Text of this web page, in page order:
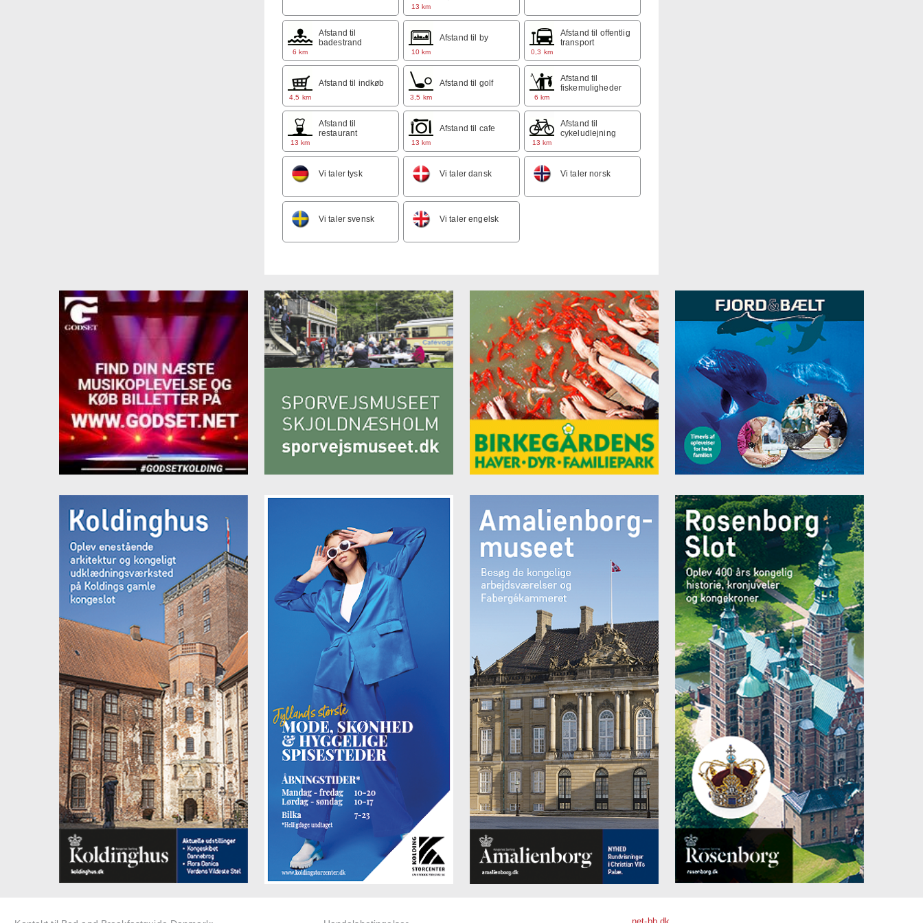
For at bestille dit ophold med håndværkerrabat bedes du kontakte os på telefon
+45 28 96 08 19 eller mail
13 km
6 km
Afstand til
badestrand
10 km
Afstand til by
0,3 km
Afstand til offentlig
transport
4,5 km
Afstand til indkøb
3,5 km
Afstand til golf
6 km
Afstand til
fiskemuligheder
13 km
Afstand til
restaurant
13 km
Afstand til cafe
13 km
Afstand til
cykeludlejning
Vi taler tysk Vi taler dansk Vi taler norsk
Vi taler svensk Vi taler engelsk